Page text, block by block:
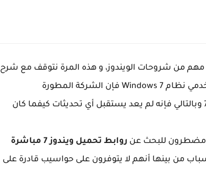
من شروحات الويندوز، و هذه المرة نتوقف مع شرح
، فكما لا يخفى على أغلب مستخدمي نظام Windows 7 فإن الشركة المطورة
مايكروسوفت قد قامت برفع الدعم عن نظام ويندوز 7 وبالتالي فإنه لم يعد يستقبل أي تحديثات كيفما كان
مضطرون للبحث عن روابط تحميل ويندوز 7 مباشرة
من بينها أنهم لا يتوفرون على حواسيب قادرة على